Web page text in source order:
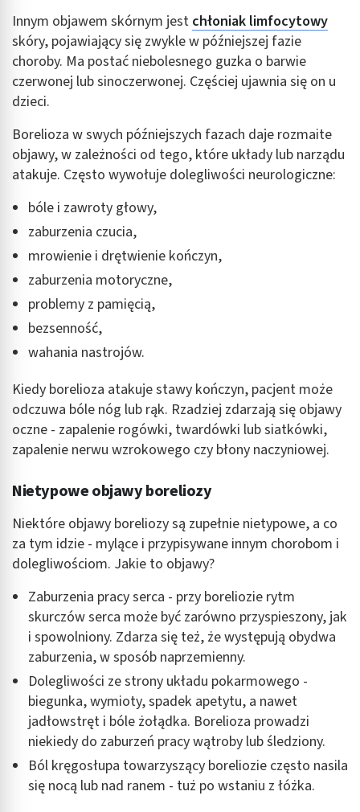
Innym objawem skórnym jest chłoniak limfocytowy
skóry, pojawiający się zwykle w późniejszej fazie
choroby. Ma postać niebolesnego guzka o barwie
czerwonej lub sinoczerwonej. Częściej ujawnia się on u
dzieci.
Borelioza w swych późniejszych fazach daje rozmaite
objawy, w zależności od tego, które układy lub narządu
atakuje. Często wywołuje dolegliwości neurologiczne:
bóle i zawroty głowy,
zaburzenia czucia,
mrowienie i drętwienie kończyn,
zaburzenia motoryczne,
problemy z pamięcią,
bezsenność,
wahania nastrojów.
Kiedy borelioza atakuje stawy kończyn, pacjent może
odczuwa bóle nóg lub rąk. Rzadziej zdarzają się objawy
oczne - zapalenie rogówki, twardówki lub siatkówki,
zapalenie nerwu wzrokowego czy błony naczyniowej.
Nietypowe objawy boreliozy
Niektóre objawy boreliozy są zupełnie nietypowe, a co
za tym idzie - mylące i przypisywane innym chorobom i
dolegliwościom. Jakie to objawy?
Zaburzenia pracy serca - przy boreliozie rytm
skurczów serca może być zarówno przyspieszony, jak
i spowolniony. Zdarza się też, że występują obydwa
zaburzenia, w sposób naprzemienny.
Dolegliwości ze strony układu pokarmowego -
biegunka, wymioty, spadek apetytu, a nawet
jadłowstręt i bóle żołądka. Borelioza prowadzi
niekiedy do zaburzeń pracy wątroby lub śledziony.
Ból kręgosłupa towarzyszący boreliozie często nasila
się nocą lub nad ranem - tuż po wstaniu z łóżka.